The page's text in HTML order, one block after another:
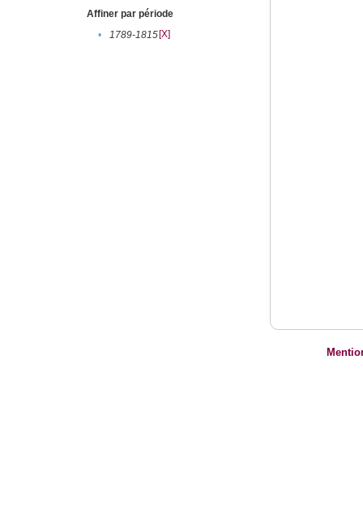
Affiner par période
•
1789-1815[X]